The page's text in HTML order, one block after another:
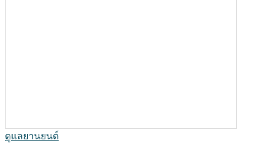
ดูแลยานยนต์